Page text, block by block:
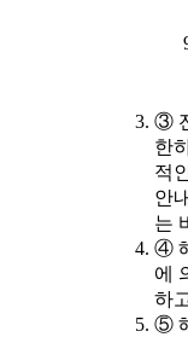
③
한
적
안
는
④
에
하
⑤